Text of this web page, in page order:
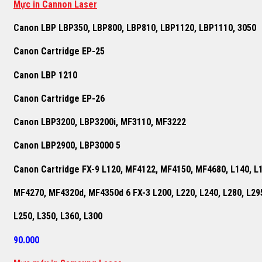
Mực in Cannon Laser
Canon LBP LBP350, LBP800, LBP810, LBP1120, LBP1110, 3050
Canon Cartridge EP-25
Canon LBP 1210
Canon Cartridge EP-26
Canon LBP3200, LBP3200i, MF3110, MF3222
Canon LBP2900, LBP3000 5
Canon Cartridge FX-9 L120, MF4122, MF4150, MF4680, L140,
MF4270, MF4320d, MF4350d 6 FX-3 L200, L220, L240, L280,
L250, L350, L360, L300
90.000